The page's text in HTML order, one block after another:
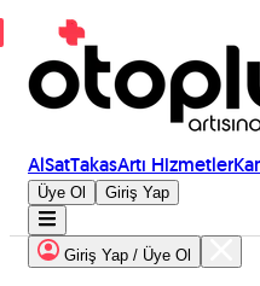
AlSatTakasArtı Hizmetler
Üye Ol Giriş Yap
Giriş Yap / Üye Ol